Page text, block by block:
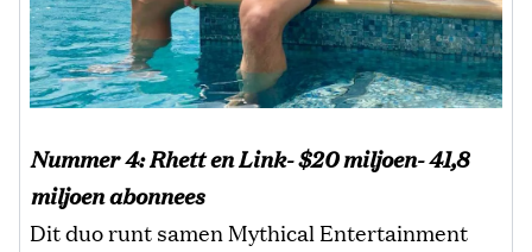
Nummer 4: Rhett en Link- $20 miljoen- 41,8
miljoen abonnees
Dit duo runt samen Mythical Entertainment